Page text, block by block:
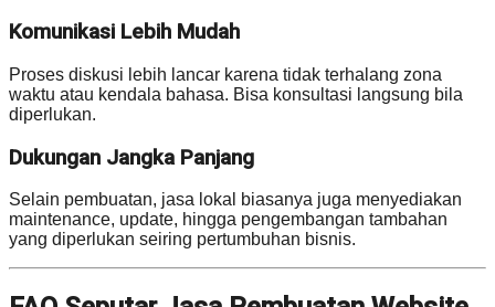
Komunikasi Lebih Mudah
Proses diskusi lebih lancar karena tidak terhalang zona
waktu atau kendala bahasa. Bisa konsultasi langsung bila
diperlukan.
Dukungan Jangka Panjang
Selain pembuatan, jasa lokal biasanya juga menyediakan
maintenance, update, hingga pengembangan tambahan
yang diperlukan seiring pertumbuhan bisnis.